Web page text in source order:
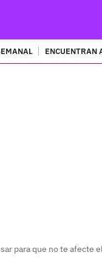
ENCUENTRAN
para que no te afecte